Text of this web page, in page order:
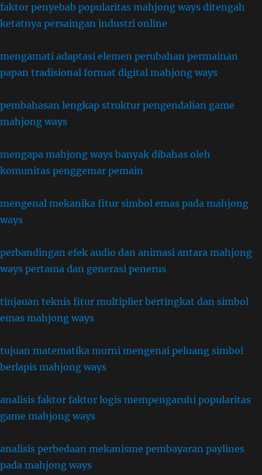
faktor penyebab popularitas mahjong ways ditengah
ketatnya persaingan industri online
mengamati adaptasi elemen perubahan permainan
papan tradisional format digital mahjong ways
pembahasan lengkap struktur pengendalian game
mahjong ways
mengapa mahjong ways banyak dibahas oleh
komunitas penggemar pemain
mengenal mekanika fitur simbol emas pada mahjong
ways
perbandingan efek audio dan animasi antara mahjong
ways pertama dan generasi penerus
tinjauan teknis fitur multiplier bertingkat dan simbol
emas mahjong ways
tujuan matematika murni mengenai peluang simbol
berlapis mahjong ways
analisis faktor faktor logis mempengaruhi popularitas
game mahjong ways
analisis perbedaan mekanisme pembayaran paylines
pada mahjong ways